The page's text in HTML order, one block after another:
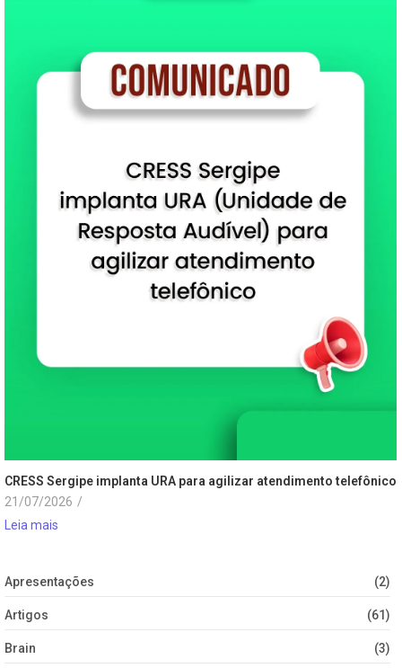
CRESS Sergipe implanta URA para agilizar atendimento telefônico
21/07/2026 /
Leia mais
Apresentações (2)
Artigos (61)
Brain (3)